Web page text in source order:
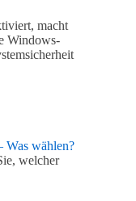
macht
Windows-
Was wählen?
welcher